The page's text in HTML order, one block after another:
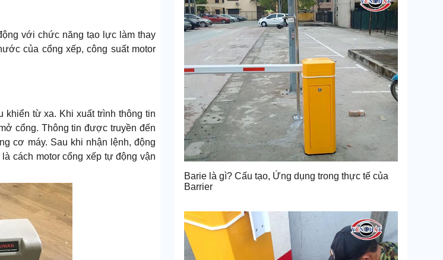
với chức năng tạo lực làm thay
của cổng xếp, công suất motor
khiển từ xa. Khi xuất trình thông tin
cổng. Thông tin được truyền đến
cơ máy. Sau khi nhận lệnh, động
cách motor cổng xếp tự động vận
Barie là gì? Cấu tạo, Ứng dụng trong thực tế của
Barrier